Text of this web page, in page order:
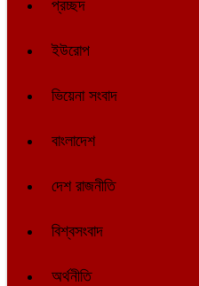
প্রচ্ছদ
ইউরোপ
ভিয়েনা সংবাদ
বাংলাদেশ
দেশ রাজনীতি
বিশ্বসংবাদ
অর্থনীতি